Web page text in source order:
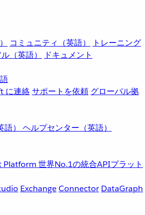
コミュニティ（英語）
トレーニング
（英語）
ドキュメント
に連絡サポートを依頼 グローバル拠
） ヘルプセンター（英語）
Platform 世界No.1の統合APIプラット
ExchangeConnector DataGraph